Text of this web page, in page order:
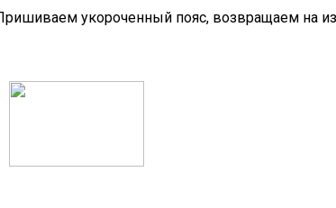
укороченный пояс, возвращаем на